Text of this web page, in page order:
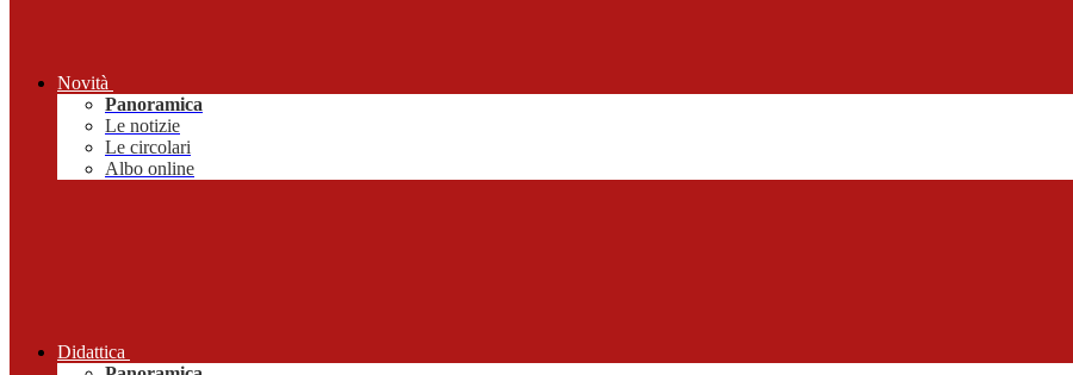
Novità
Panoramica
Le notizie
Le circolari
Albo online
Didattica